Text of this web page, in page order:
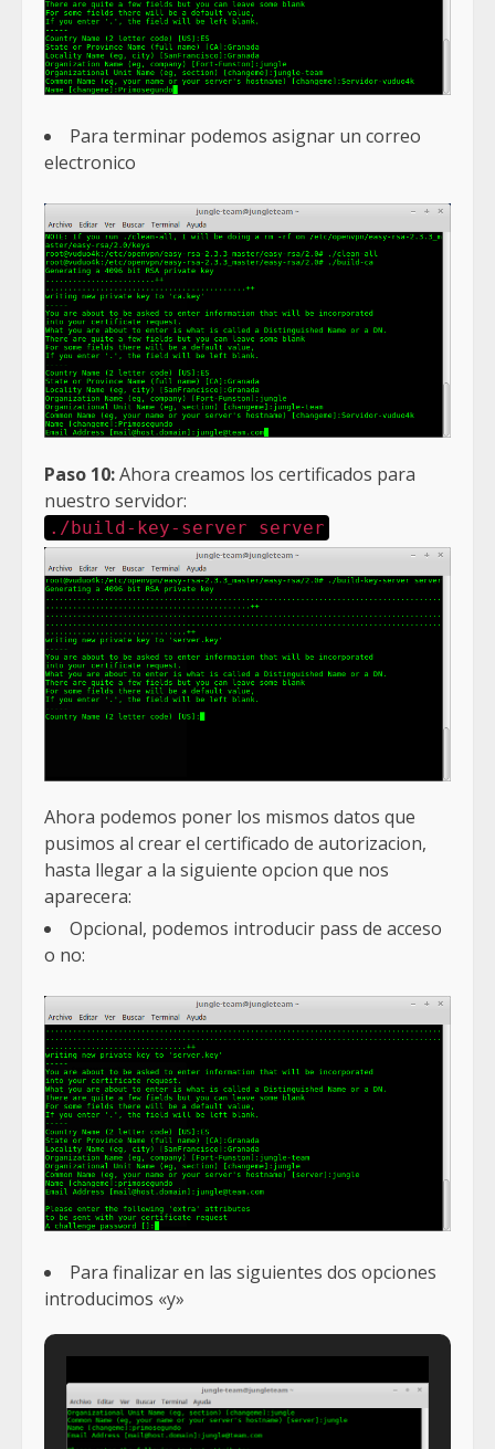
Para terminar podemos asignar un correo
electronico
Paso 10:Ahora creamos los certificados para
nuestro servidor:
./build-key-server server
Ahora podemos poner los mismos datos que
pusimos al crear el certificado de autorizacion,
hasta llegar a la siguiente opcion que nos
aparecera:
Opcional, podemos introducir pass de acceso
o no:
Para finalizar en las siguientes dos opciones
introducimos «y»